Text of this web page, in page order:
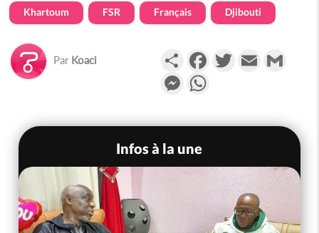
Khartoum FSR Français Djibouti
Par Koaci PartagerFacebookTwitterEmail
Messenger
Infos à la une